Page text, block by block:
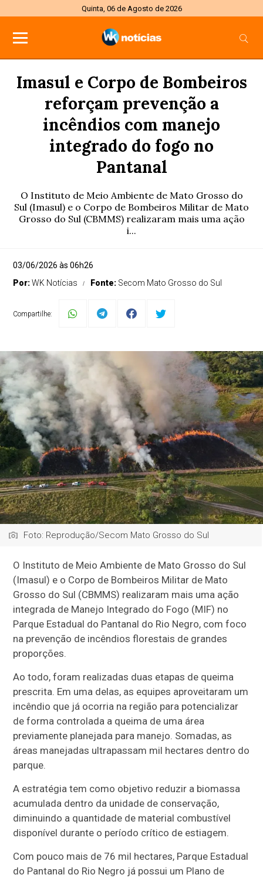
Quinta, 06 de Agosto de 2026
Imasul e Corpo de Bombeiros
reforçam prevenção a
incêndios com manejo
integrado do fogo no
Pantanal
O Instituto de Meio Ambiente de Mato Grosso do
Sul (Imasul) e o Corpo de Bombeiros Militar de Mato
Grosso do Sul (CBMMS) realizaram mais uma ação
i...
03/06/2026 às 06h26
Por:WK Notícias Fonte: Secom Mato Grosso do Sul
Compartilhe:
Foto: Reprodução/Secom Mato Grosso do Sul
O Instituto de Meio Ambiente de Mato Grosso do Sul
(Imasul) e o Corpo de Bombeiros Militar de Mato
Grosso do Sul (CBMMS) realizaram mais uma ação
integrada de Manejo Integrado do Fogo (MIF) no
Parque Estadual do Pantanal do Rio Negro, com foco
na prevenção de incêndios florestais de grandes
proporções.
Ao todo, foram realizadas duas etapas de queima
prescrita. Em uma delas, as equipes aproveitaram um
incêndio que já ocorria na região para potencializar
de forma controlada a queima de uma área
previamente planejada para manejo. Somadas, as
áreas manejadas ultrapassam mil hectares dentro do
parque.
A estratégia tem como objetivo reduzir a biomassa
acumulada dentro da unidade de conservação,
diminuindo a quantidade de material combustível
disponível durante o período crítico de estiagem.
Com pouco mais de 76 mil hectares, Parque Estadual
do Pantanal do Rio Negro já possui um Plano de